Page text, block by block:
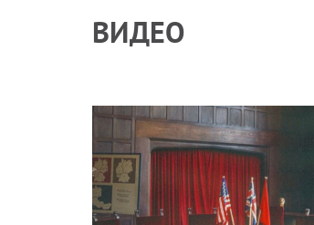
Строка
навигации
ВИДЕО